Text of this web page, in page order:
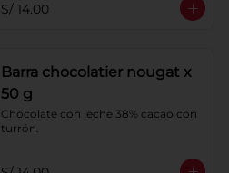
S/ 14.00
Barra chocolatier nougat x
50 g
Chocolate con leche 38% cacao con
turrón.